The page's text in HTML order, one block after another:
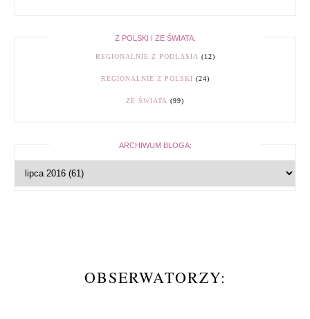
Z POLSKI I ZE ŚWIATA:
REGIONALNIE Z PODLASIA (12)
REGIONALNIE Z POLSKI (24)
ZE ŚWIATA (99)
ARCHIWUM BLOGA:
OBSERWATORZY: